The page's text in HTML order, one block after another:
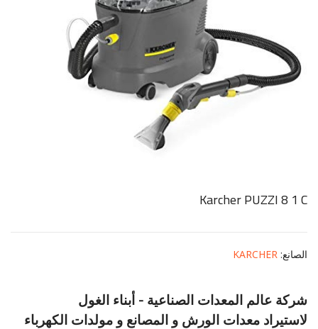
Karcher PUZZI 8 1 C
الصانع:
KARCHER
شركة عالم المعدات الصناعية - أبناء الغول
لاستيراد معدات الورش و المصانع و مولدات الكهرباء